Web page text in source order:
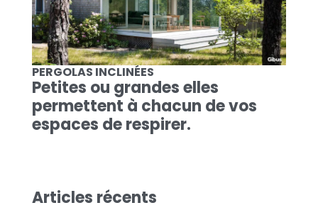
PERGOLAS INCLINÉES
Petites ou grandes elles
permettent à chacun de vos
espaces de respirer.
Articles récents